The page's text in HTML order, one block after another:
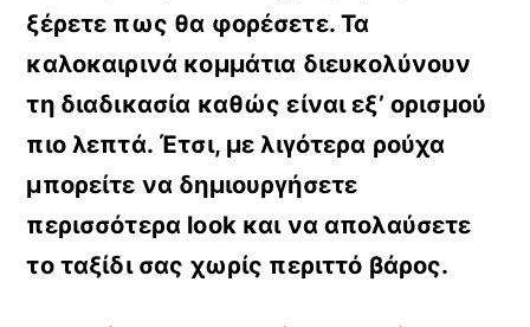
ξέρετε πως θα φορέσετε. Τα
καλοκαιρινά κομμάτια διευκολύνουν
τη διαδικασία καθώς είναι εξ’ ορισμού
πιο λεπτά. Έτσι, με λιγότερα ρούχα
μπορείτε να δημιουργήσετε
περισσότερα look και να απολαύσετε
το ταξίδι σας χωρίς περιττό βάρος.